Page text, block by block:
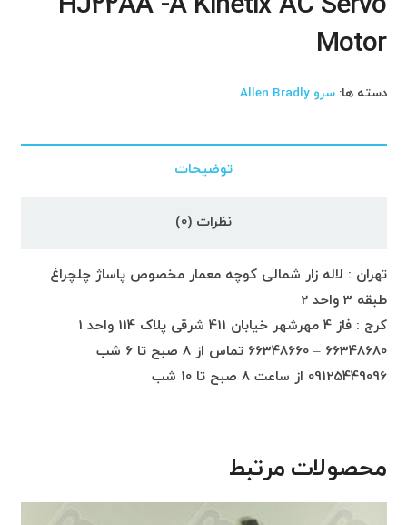
Motor
دسته ها:سرو Allen Bradly
توضیحات
نظرات (0)
تهران : لاله زار شمالی کوچه معمار مخصوص پاساژ چلچراغ
طبقه 3 واحد 2
کرج : فاز 4 مهرشهر خیابان 411 شرقی پلاک 114 واحد 1
66348680 – 66348660 تماس از 8 صبح تا 6 شب
09125449096 از ساعت 8 صبح تا 10 شب
محصولات مرتبط